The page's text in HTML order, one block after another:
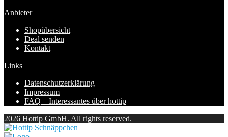
Anbieter
Shopübersicht
Deal senden
Kontakt
Links
Datenschutzerklärung
Impressum
FAQ – Interessantes über hottip
2026 Hottip GmbH. All rights reserved.